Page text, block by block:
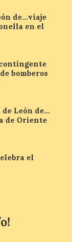
de…viaje
en el
bomberos
León de…
de Oriente
el